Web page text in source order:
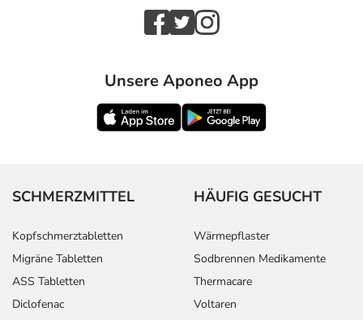
Unsere Aponeo App
SCHMERZMITTEL
Kopfschmerztabletten
Migräne Tabletten
ASS Tabletten
Diclofenac
HÄUFIG GESUCHT
Wärmepflaster
Sodbrennen Medikamente
Thermacare
Voltaren